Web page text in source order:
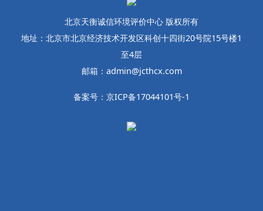
北京天衡诚信环境评价中心 版权所有
地址：北京市北京经济技术开发区科创十四街20号院15号楼1
至4层
邮箱：admin@jcthcx.com
备案号：京ICP备17044101号-1